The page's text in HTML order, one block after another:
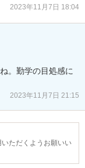
2023年11月7日 18:04
。勤学の目処感に
2023年11月7日 21:15
ただくようお願いい